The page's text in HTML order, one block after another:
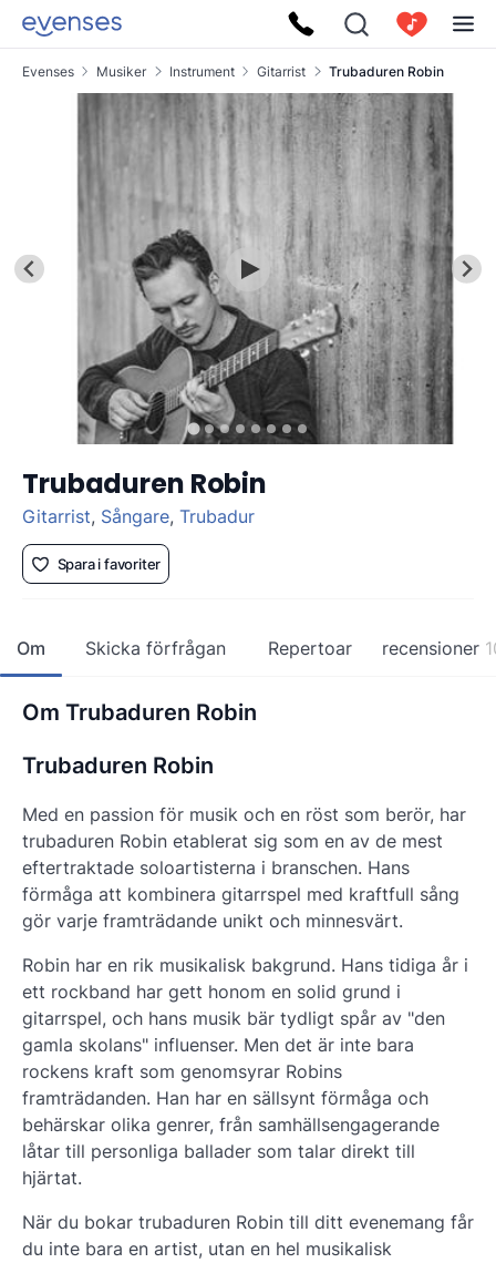
Evenses Musiker Instrument Gitarrist Trubaduren Robin
Trubaduren Robin
Gitarrist, Sångare, Trubadur
Spara i favoriter
Om Skicka förfrågan Repertoar recensioner
Om Trubaduren Robin
Trubaduren Robin
Med en passion för musik och en röst som berör, har
trubaduren Robin etablerat sig som en av de mest
eftertraktade soloartisterna i branschen. Hans
förmåga att kombinera gitarrspel med kraftfull sång
gör varje framträdande unikt och minnesvärt.
Robin har en rik musikalisk bakgrund. Hans tidiga år i
ett rockband har gett honom en solid grund i
gitarrspel, och hans musik bär tydligt spår av "den
gamla skolans" influenser. Men det är inte bara
rockens kraft som genomsyrar Robins
framträdanden. Han har en sällsynt förmåga och
behärskar olika genrer, från samhällsengagerande
låtar till personliga ballader som talar direkt till
hjärtat.
När du bokar trubaduren Robin till ditt evenemang får
du inte bara en artist, utan en hel musikalisk